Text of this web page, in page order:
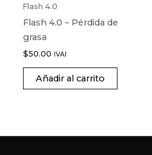
Flash 4.0
Flash 4.0 – Pérdida de
grasa
$50.00 IVAI
Añadir al carrito